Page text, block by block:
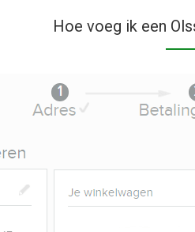
Hoe voeg ik een